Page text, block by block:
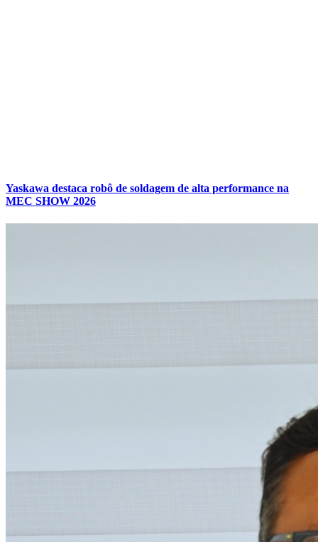
Yaskawa destaca robô de soldagem de alta performance na
MEC SHOW 2026